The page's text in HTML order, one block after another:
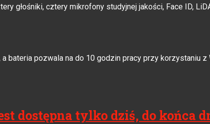
głośniki, cztery mikrofony studyjnej jakości, Face ID,
bateria pozwala na do 10 godzin pracy przy korzystaniu z
dostępna tylko dziś, do końca